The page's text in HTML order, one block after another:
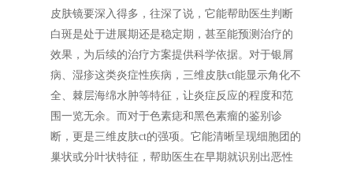
皮肤镜要深入得多，往深了说，它能帮助医生判断
白斑是处于进展期还是稳定期，甚至能预测治疗的
效果，为后续的治疗方案提供科学依据。对于银屑
病、湿疹这类炎症性疾病，三维皮肤ct能显示角化不
全、棘层海绵水肿等特征，让炎症反应的程度和范
围一览无余。而对于色素痣和黑色素瘤的鉴别诊
断，更是三维皮肤ct的强项。它能清晰呈现细胞团的
巢状或分叶状特征，帮助医生在早期就识别出恶性